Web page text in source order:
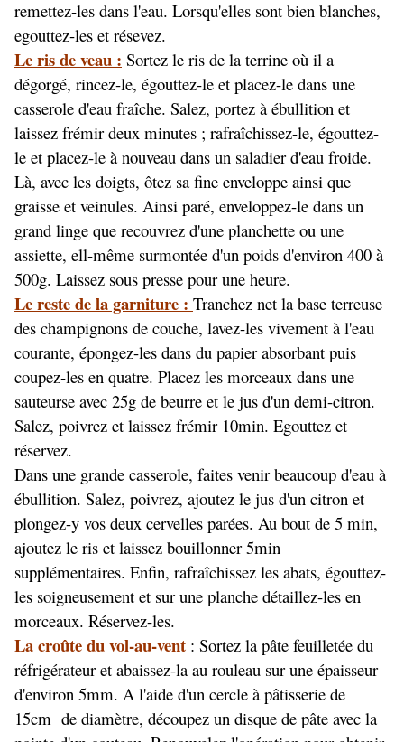
remettez-les dans l'eau. Lorsqu'elles sont bien blanches,
egouttez-les et résevez.
Le ris de veau : Sortez le ris de la terrine où il a
dégorgé, rincez-le, égouttez-le et placez-le dans une
casserole d'eau fraîche. Salez, portez à ébullition et
laissez frémir deux minutes ; rafraîchissez-le, égouttez-
le et placez-le à nouveau dans un saladier d'eau froide.
Là, avec les doigts, ôtez sa fine enveloppe ainsi que
graisse et veinules. Ainsi paré, enveloppez-le dans un
grand linge que recouvrez d'une planchette ou une
assiette, ell-même surmontée d'un poids d'environ 400 à
500g. Laissez sous presse pour une heure.
Le reste de la garniture : Tranchez net la base terreuse
des champignons de couche, lavez-les vivement à l'eau
courante, épongez-les dans du papier absorbant puis
coupez-les en quatre. Placez les morceaux dans une
sauteurse avec 25g de beurre et le jus d'un demi-citron.
Salez, poivrez et laissez frémir 10min. Egouttez et
réservez.
Dans une grande casserole, faites venir beaucoup d'eau à
ébullition. Salez, poivrez, ajoutez le jus d'un citron et
plongez-y vos deux cervelles parées. Au bout de 5 min,
ajoutez le ris et laissez bouillonner 5min
supplémentaires. Enfin, rafraîchissez les abats, égouttez-
les soigneusement et sur une planche détaillez-les en
morceaux. Réservez-les.
La croûte du vol-au-vent : Sortez la pâte feuilletée du
réfrigérateur et abaissez-la au rouleau sur une épaisseur
d'environ 5mm. A l'aide d'un cercle à pâtisserie de
15cm de diamètre, découpez un disque de pâte avec la